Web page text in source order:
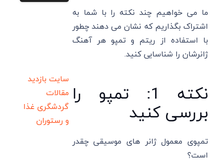
ما می خواهیم چند نکته را با شما به
اشتراک بگذاریم که نشان می دهند چطور
با استفاده از ریتم و تمپو هر آهنگ
ژانرشان را شناسایی کنید.
نکته 1: تمپو را
بررسی کنید
تمپوی معمول ژانر های موسیقی چقدر
است؟
سایت بازدید
مقالات
گردشگری غذا
و رستوران